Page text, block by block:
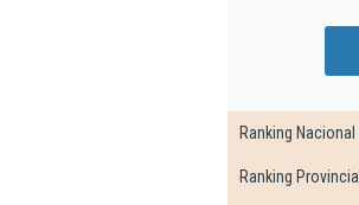
Ranking Nacional
Ranking Provincial